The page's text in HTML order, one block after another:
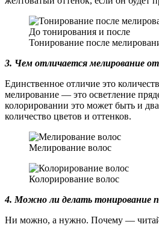
До тонирования и после
Тонирование после
3. Чем отличается мелирование от
Единственное отличие это
мелирование — это осветление
колорировании это может быть и
количество цветов и оттенков.
Мелирование волос
Колорирование волос
4. Можно ли делать тонирование
Ни можно, а нужно. Почему —